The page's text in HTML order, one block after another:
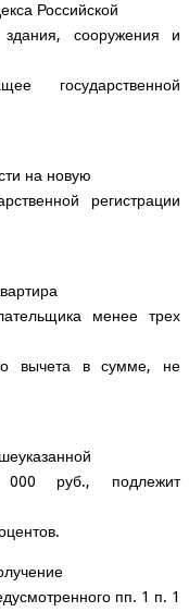
Российской
сооружения и
государственной
на новую
регистрации
менее трех
вычета в сумме, не
руб., подлежит
пп. 1 п. 1